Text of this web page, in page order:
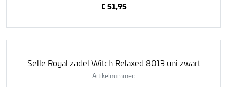
€ 51,95
Selle Royal zadel Witch Relaxed 8013 uni zwart
Artikelnummer: